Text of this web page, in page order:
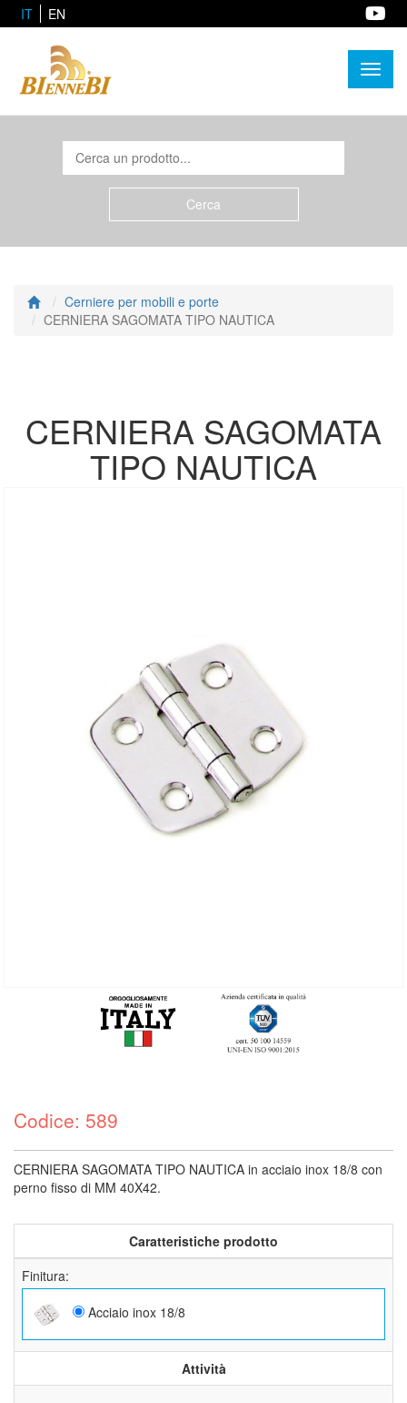
IT EN
Cerniere per mobili e porte
CERNIERA SAGOMATA TIPO NAUTICA
CERNIERA SAGOMATA
TIPO NAUTICA
Codice: 589
CERNIERA SAGOMATA TIPO NAUTICA in acciaio inox 18/8 con
perno fisso di MM 40X42.
Caratteristiche prodotto
Finitura:
Acciaio inox 18/8
Attività